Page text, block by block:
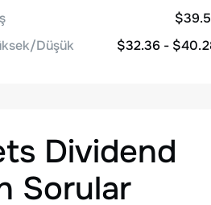
Düşük
$32.36 -
Dividend
Sorular